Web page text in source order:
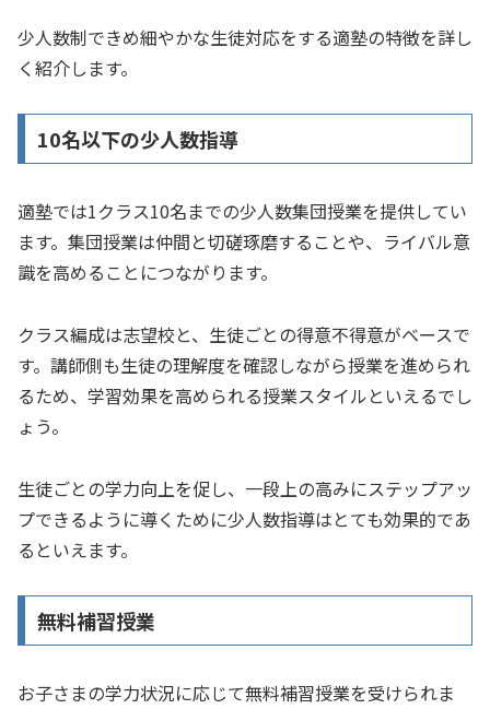
少人数制できめ細やかな生徒対応をする適塾の特徴を詳し
く紹介します。
10名以下の少人数指導
適塾では1クラス10名までの少人数集団授業を提供してい
ます。集団授業は仲間と切磋琢磨することや、ライバル意
識を高めることにつながります。
クラス編成は志望校と、生徒ごとの得意不得意がベースで
す。講師側も生徒の理解度を確認しながら授業を進められ
るため、学習効果を高められる授業スタイルといえるでし
ょう。
生徒ごとの学力向上を促し、一段上の高みにステップアッ
プできるように導くために少人数指導はとても効果的であ
るといえます。
無料補習授業
お子さまの学力状況に応じて無料補習授業を受けられま